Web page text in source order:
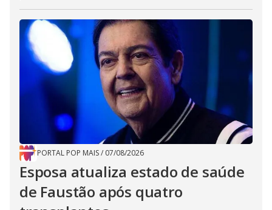
PORTAL POP MAIS/ 07/08/2026
Esposa atualiza estado de saúde
de Faustão após quatro